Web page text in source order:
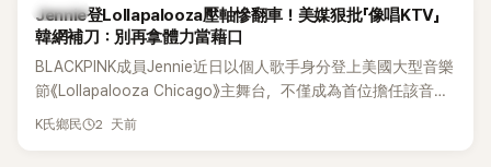
K-POP
Jennie登Lollapalooza壓軸慘翻車！美媒狠批「像唱KTV」
韓網補刀：別再拿體力當藉口
BLACKPINK成員Jennie近日以個人歌手身分登上美國大型音樂
節《Lollapalooza Chicago》主舞台，不僅成為首位擔任該音樂
節Headliner（壓軸主秀）的K-POP女SOLO歌手，寫下全新紀
K氏鄉民 2 天前